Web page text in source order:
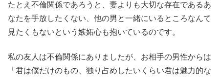
たとえ不倫関係であろうと、妻よりも大切な存在であるあ
なたを手放したくない、他の男と一緒にいるところなんて
見たくもないという嫉妬心も抱いているのです。
私の友人は不倫関係にありましたが、お相手の男性からは
「君は僕だけのもの、独り占めしたいくらい君は魅力的な